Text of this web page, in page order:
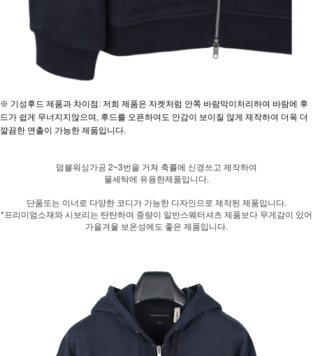
※ 기성후드 제품과 차이점: 저희 제품은 자켓처럼 안쪽 바람막이처리하여 바람에 후
드가 쉽게 무너지지않으며, 후드를 오픈하여도 안감이 보이질 않게 제작하여 더욱 더
깔끔한 연출이 가능한 제품입니다.
덤블워싱가공 2~3번을 거쳐 축률에 신경쓰고 제작하여
물세탁에 유용한제품입니다.
단품또는 이너로 다양한 코디가 가능한 디자인으로 제작된 제품입니다.
*프리미엄소재와 시보리는 탄탄하여 중량이 일반스웨터셔츠 제품보다 무게감이 있어
가을겨울 보온성에도 좋은 제품입니다.